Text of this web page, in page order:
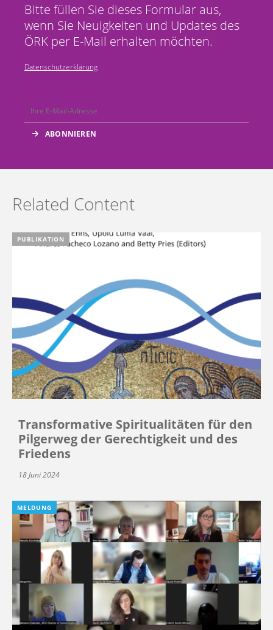
Bitte füllen Sie dieses Formular aus,
wenn Sie Neuigkeiten und Updates des
ÖRK per E-Mail erhalten möchten.
Datenschutzerklärung
Related Content
PUBLIKATION
Transformative Spiritualitäten für den
Pilgerweg der Gerechtigkeit und des
Friedens
18 Juni 2024
MELDUNG